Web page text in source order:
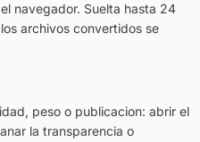
navegador. Suelta hasta 24
archivos convertidos se
peso o publicacion: abrir el
la transparencia o